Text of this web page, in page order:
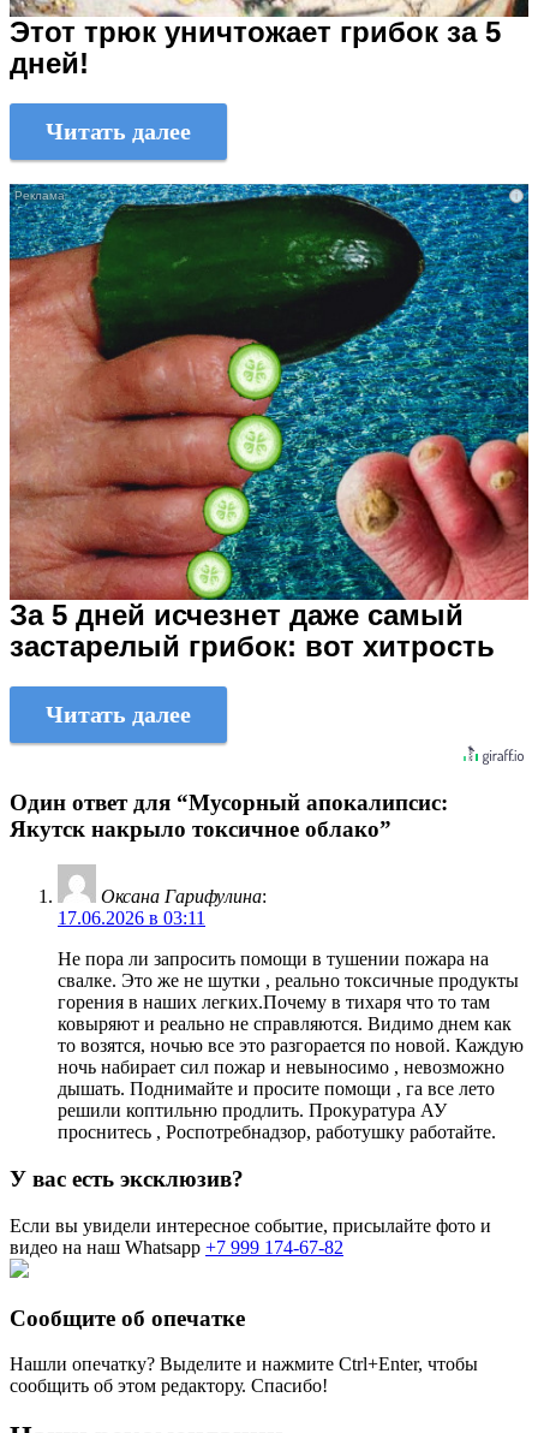
Этот трюк уничтожает грибок за 5
дней!
Читать далее
i
За 5 дней исчезнет даже самый
застарелый грибок: вот хитрость
Читать далее
Один ответ для “Мусорный апокалипсис:
Якутск накрыло токсичное облако”
Оксана Гарифулина:
17.06.2026 в 03:11
Не пора ли запросить помощи в тушении пожара на
свалке. Это же не шутки , реально токсичные продукты
горения в наших легких.Почему в тихаря что то там
ковыряют и реально не справляются. Видимо днем как
то возятся, ночью все это разгорается по новой. Каждую
ночь набирает сил пожар и невыносимо , невозможно
дышать. Поднимайте и просите помощи , га все лето
решили коптильню продлить. Прокуратура АУ
проснитесь , Роспотребнадзор, работушку работайте.
У вас есть эксклюзив?
Если вы увидели интересное событие, присылайте фото и
видео на наш Whatsapp +7 999 174-67-82
Сообщите об опечатке
Нашли опечатку? Выделите и нажмите Ctrl+Enter, чтобы
сообщить об этом редактору. Спасибо!